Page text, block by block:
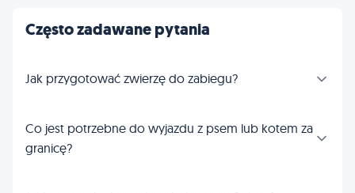
Często zadawane pytania
Jak przygotować zwierzę do zabiegu?
Co jest potrzebne do wyjazdu z psem lub kotem za
granicę?